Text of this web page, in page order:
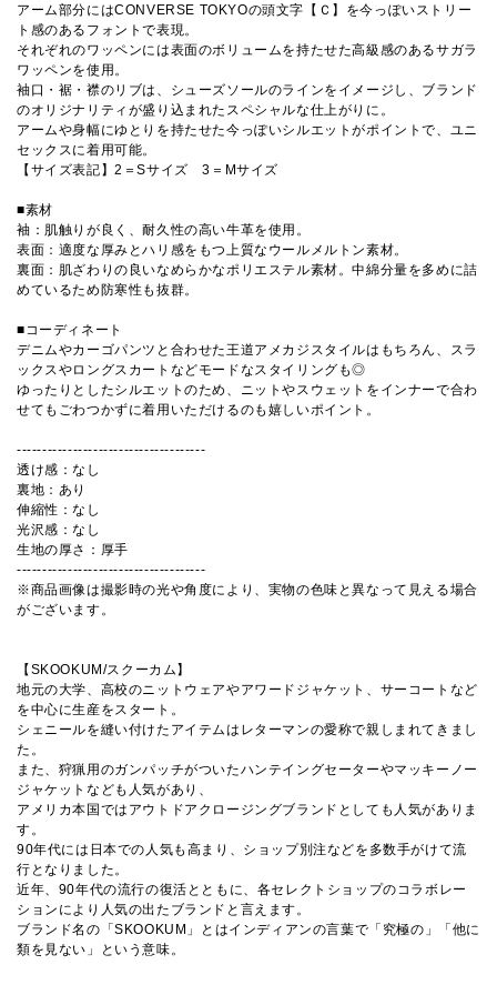
アーム部分にはCONVERSE TOKYOの頭文字【Ｃ】を今っぽいストリー
ト感のあるフォントで表現。
それぞれのワッペンには表面のボリュームを持たせた高級感のあるサガラ
ワッペンを使用。
袖口・裾・襟のリブは、シューズソールのラインをイメージし、ブランド
のオリジナリティが盛り込まれたスペシャルな仕上がりに。
アームや身幅にゆとりを持たせた今っぽいシルエットがポイントで、ユニ
セックスに着用可能。
【サイズ表記】2＝Sサイズ 3＝Mサイズ
■素材
袖：肌触りが良く、耐久性の高い牛革を使用。
表面：適度な厚みとハリ感をもつ上質なウールメルトン素材。
裏面：肌ざわりの良いなめらかなポリエステル素材。中綿分量を多めに詰
めているため防寒性も抜群。
■コーディネート
デニムやカーゴパンツと合わせた王道アメカジスタイルはもちろん、スラ
ックスやロングスカートなどモードなスタイリングも◎
ゆったりとしたシルエットのため、ニットやスウェットをインナーで合わ
せてもごわつかずに着用いただけるのも嬉しいポイント。
-------------------------------------
透け感：なし
裏地：あり
伸縮性：なし
光沢感：なし
生地の厚さ：厚手
-------------------------------------
※商品画像は撮影時の光や角度により、実物の色味と異なって見える場合
がございます。
【SKOOKUM/スクーカム】
地元の大学、高校のニットウェアやアワードジャケット、サーコートなど
を中心に生産をスタート。
シェニールを縫い付けたアイテムはレターマンの愛称で親しまれてきまし
た。
また、狩猟用のガンパッチがついたハンテイングセーターやマッキーノー
ジャケットなども人気があり、
アメリカ本国ではアウトドアクロージングブランドとしても人気がありま
す。
90年代には日本での人気も高まり、ショップ別注などを多数手がけて流
行となりました。
近年、90年代の流行の復活とともに、各セレクトショップのコラボレー
ションにより人気の出たブランドと言えます。
ブランド名の「SKOOKUM」とはインディアンの言葉で「究極の」「他に
類を見ない」という意味。